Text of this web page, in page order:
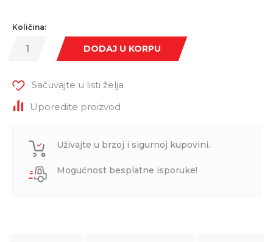
Količina:
DODAJ U KORPU
Sačuvajte u listi želja
Uporedite proizvod
Uživajte u brzoj i sigurnoj kupovini.
Mogućnost besplatne isporuke!